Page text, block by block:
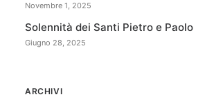
Novembre 1, 2025
Solennità dei Santi Pietro e Paolo
Giugno 28, 2025
ARCHIVI